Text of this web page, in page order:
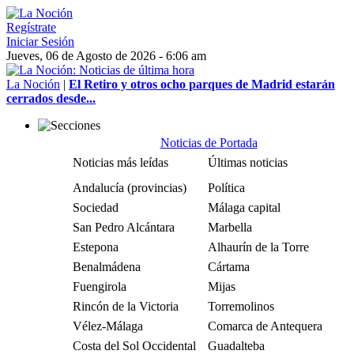
Regístrate
Iniciar Sesión
Jueves, 06 de Agosto de 2026 - 6:06 am
La Noción | El Retiro y otros ocho parques de Madrid estarán
cerrados desde...
Noticias de Portada
Noticias más leídas
Últimas noticias
Andalucía (provincias)
Política
Sociedad
Málaga capital
San Pedro Alcántara
Marbella
Estepona
Alhaurín de la Torre
Benalmádena
Cártama
Fuengirola
Mijas
Rincón de la Victoria
Torremolinos
Vélez-Málaga
Comarca de Antequera
Costa del Sol Occidental
Guadalteba